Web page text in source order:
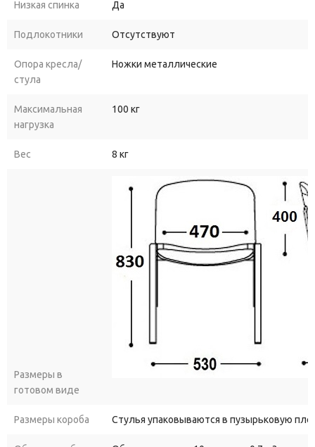
Низкая спинка Да
Подлокотники Отсутствуют
Опора кресла/
стула
Ножки металлические
Максимальная
нагрузка
100 кг
Вес 8 кг
Размеры в
готовом виде
Размеры короба Стулья упаковываются в пузырьковую